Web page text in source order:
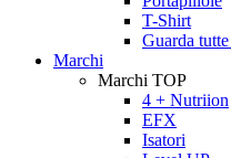
T-Shirt
Guarda tutte
Marchi
Marchi TOP
4 + Nutriion
EFX
Isatori